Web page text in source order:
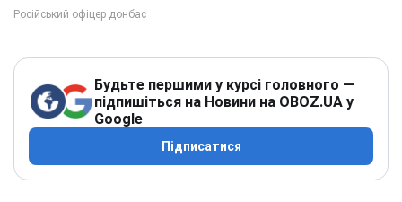
Будьте першими у курсі головного —
підпишіться на Новини на OBOZ.UA у
Google
Підписатися